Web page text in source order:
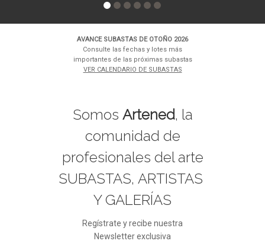
AVANCE SUBASTAS DE OTOÑO 2026
Consulte las fechas y lotes más
importantes de las próximas subastas
VER CALENDARIO DE SUBASTAS
Somos Artened, la
comunidad de
profesionales del arte
SUBASTAS, ARTISTAS
Y GALERÍAS
Regístrate y recibe nuestra
Newsletter exclusiva